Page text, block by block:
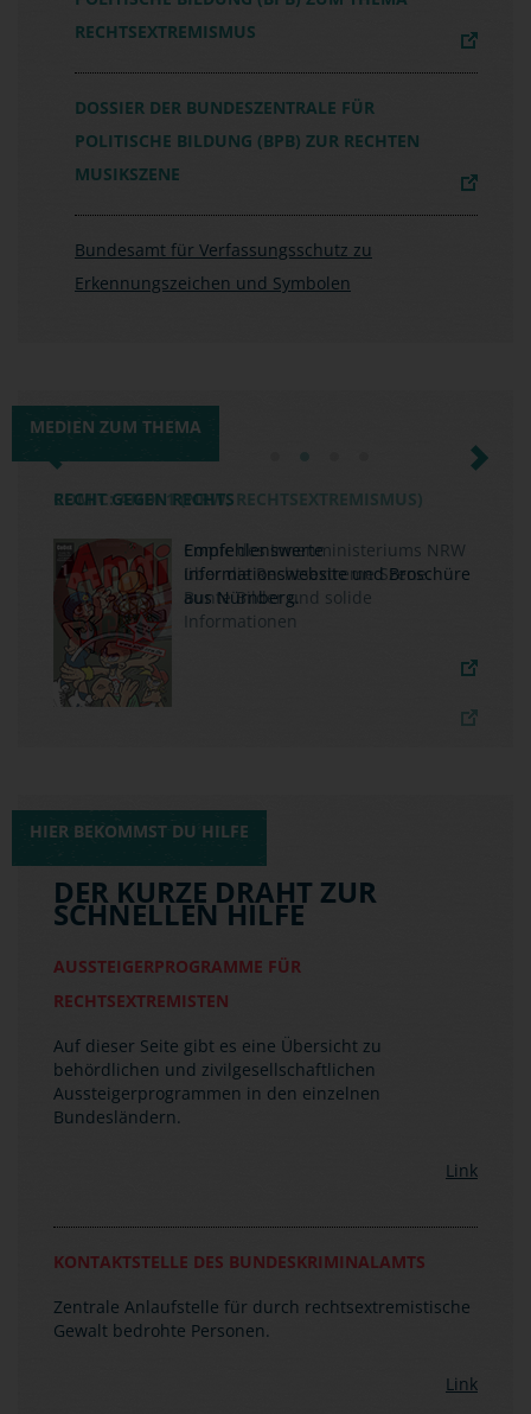
RECHTSEXTREMISMUS
DOSSIER DER BUNDESZENTRALE FÜR
POLITISCHE BILDUNG (BPB) ZUR RECHTEN
MUSIKSZENE
Bundesamt für Verfassungsschutz zu
Erkennungszeichen und Symbolen
MEDIEN ZUM THEMA
RECHT GEGEN RECHTS
Empfehlenswerte
Informationswebsite und Broschüre
aus Nürnberg.
Previous Next
DER KURZE DRAHT ZUR
SCHNELLEN HILFE
AUSSTEIGERPROGRAMME FÜR
Auf dieser Seite gibt es eine Übersicht zu
Aussteigerprogrammen in den einzelnen
Bundesländern.
Zentrale Anlaufstelle für durch rechtsextremistische